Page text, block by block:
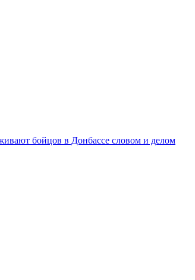
бойцов в Донбассе словом и делом